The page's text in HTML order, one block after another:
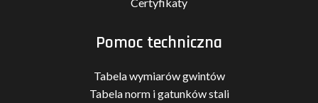
Pomoc techniczna
Tabela wymiarów gwintów
Tabela norm i gatunków stali